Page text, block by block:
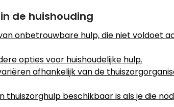
de huishouding
onbetrouwbare hulp, die niet voldoet
opties voor huishoudelijke hulp.
afhankelijk van de
thuiszorghulp beschikbaar is als je die